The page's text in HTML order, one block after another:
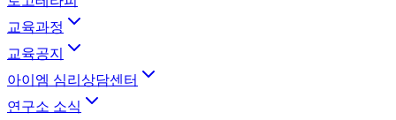
교육과정
교육공지
아이엠 심리상담센터
연구소 소식